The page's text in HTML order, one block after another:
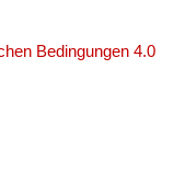
Bedingungen 4.0